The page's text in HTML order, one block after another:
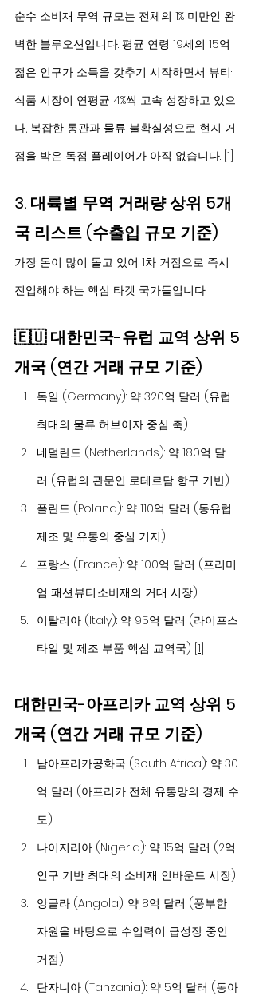
순수 소비재 무역 규모는 전체의 1% 미만인 완
벽한 블루오션입니다. 평균 연령 19세의 15억
젊은 인구가 소득을 갖추기 시작하면서 뷰티·
식품 시장이 연평균 4%씩 고속 성장하고 있으
나, 복잡한 통관과 물류 불확실성으로 현지 거
점을 박은 독점 플레이어가 아직 없습니다. [1]
3. 대륙별 무역 거래량 상위 5개
국 리스트 (수출입 규모 기준)
가장 돈이 많이 돌고 있어 1차 거점으로 즉시
진입해야 하는 핵심 타겟 국가들입니다.
🇪🇺 대한민국-유럽 교역 상위 5
개국 (연간 거래 규모 기준)
독일 (Germany): 약 320억 달러 (유럽
최대의 물류 허브이자 중심 축)
네덜란드 (Netherlands): 약 180억 달
러 (유럽의 관문인 로테르담 항구 기반)
폴란드 (Poland): 약 110억 달러 (동유럽
제조 및 유통의 중심 기지)
프랑스 (France): 약 100억 달러 (프리미
엄 패션·뷰티·소비재의 거대 시장)
이탈리아 (Italy): 약 95억 달러 (라이프스
타일 및 제조 부품 핵심 교역국) [1]
대한민국-아프리카 교역 상위 5
개국 (연간 거래 규모 기준)
남아프리카공화국 (South Africa): 약 30
억 달러 (아프리카 전체 유통망의 경제 수
도)
나이지리아 (Nigeria): 약 15억 달러 (2억
인구 기반 최대의 소비재 인바운드 시장)
앙골라 (Angola): 약 8억 달러 (풍부한
자원을 바탕으로 수입력이 급성장 중인
거점)
탄자니아 (Tanzania): 약 5억 달러 (동아